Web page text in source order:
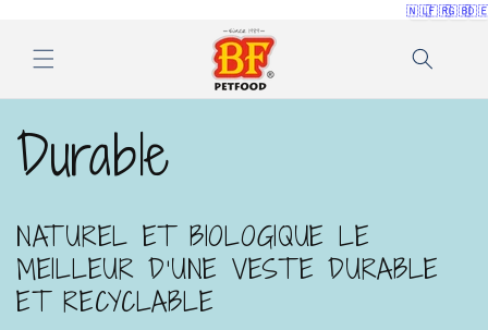
contenu
🇳🇱🇫🇷🇬🇧
Durable
NATUREL ET BIOLOGIQUE LE
MEILLEUR D'UNE VESTE DURABLE
ET RECYCLABLE